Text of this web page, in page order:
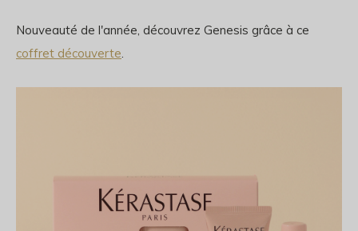
Nouveauté de l'année, découvrez Genesis grâce à ce
coffret découverte.